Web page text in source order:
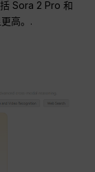
Sora 2 Pro 和
高。.